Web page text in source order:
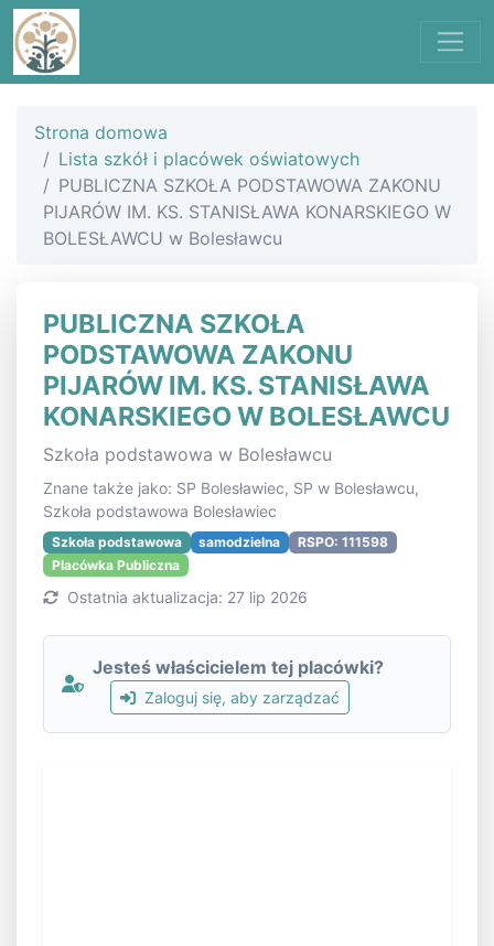
Strona domowa
Lista szkół i placówek oświatowych
PUBLICZNA SZKOŁA PODSTAWOWA ZAKONU
PIJARÓW IM. KS. STANISŁAWA KONARSKIEGO W
BOLESŁAWCU w Bolesławcu
PUBLICZNA SZKOŁA
PODSTAWOWA ZAKONU
PIJARÓW IM. KS. STANISŁAWA
KONARSKIEGO W BOLESŁAWCU
Szkoła podstawowa w Bolesławcu
Znane także jako: SP Bolesławiec, SP w Bolesławcu,
Szkoła podstawowa Bolesławiec
Szkoła podstawowa samodzielna
RSPO: 111598
Placówka Publiczna
Ostatnia aktualizacja: 27 lip 2026
Jesteś właścicielem tej placówki?
Zaloguj się, aby zarządzać